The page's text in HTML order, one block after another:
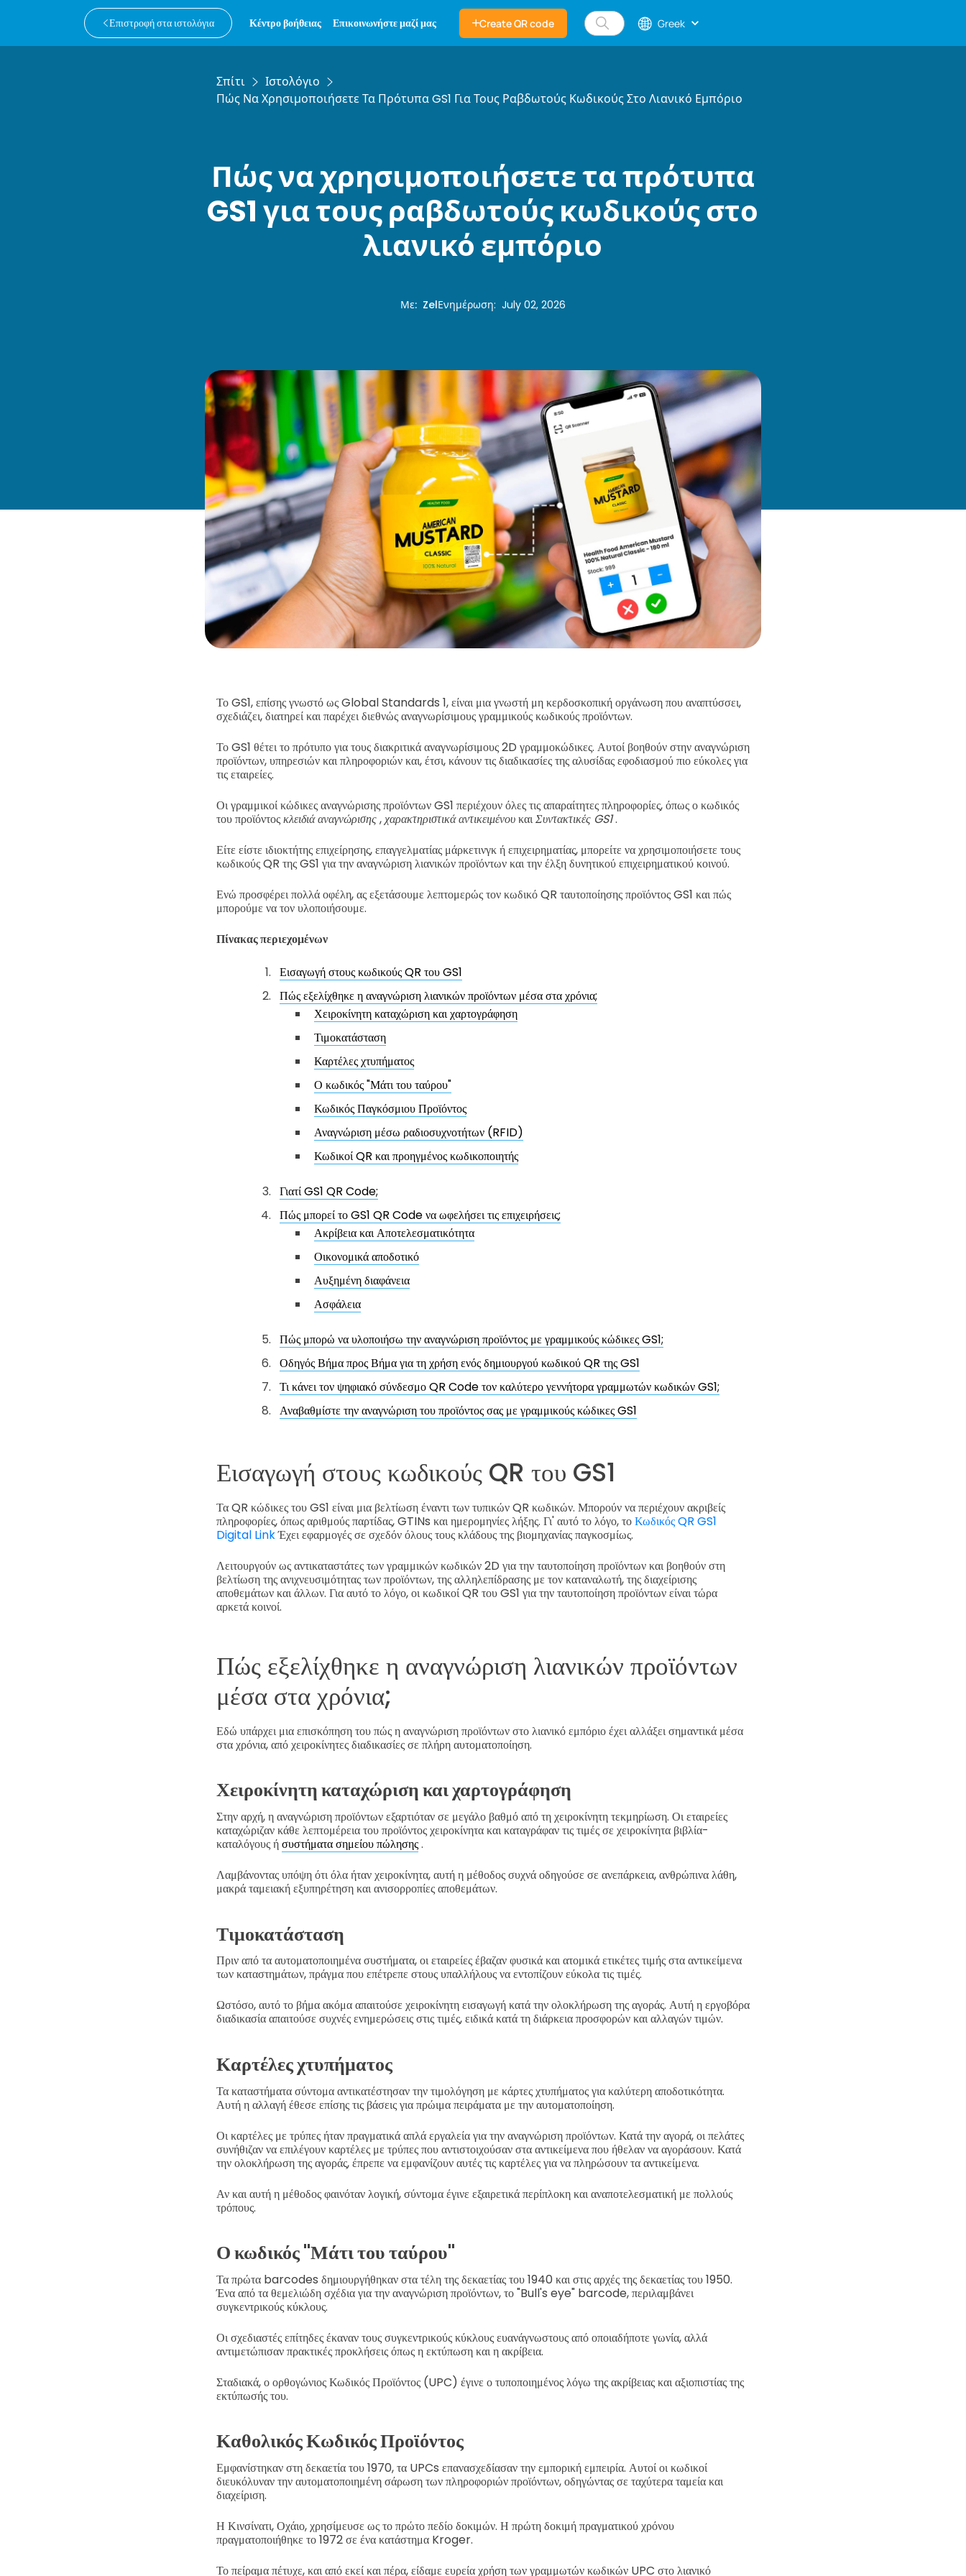
Επιστροφή στα ιστολόγια Κέντρο βοήθειας Επικοινωνήστε μαζί μας Create QR code Greek
Σπίτι
Ιστολόγιο
Πώς Να Χρησιμοποιήσετε Τα Πρότυπα GS1 Για Τους Ραβδωτούς Κωδικούς Στο Λιανικό Εμπόριο
Πώς να χρησιμοποιήσετε τα πρότυπα
GS1 για τους ραβδωτούς κωδικούς στο
λιανικό εμπόριο
Με: ZelΕνημέρωση: July 02, 2026
Το GS1, επίσης γνωστό ως Global Standards 1, είναι μια γνωστή μη κερδοσκοπική οργάνωση που αναπτύσσει,
σχεδιάζει, διατηρεί και παρέχει διεθνώς αναγνωρίσιμους γραμμικούς κωδικούς προϊόντων.
Το GS1 θέτει το πρότυπο για τους διακριτικά αναγνωρίσιμους 2D γραμμοκώδικες. Αυτοί βοηθούν στην αναγνώριση
προϊόντων, υπηρεσιών και πληροφοριών και, έτσι, κάνουν τις διαδικασίες της αλυσίδας εφοδιασμού πιο εύκολες για
τις εταιρείες.
Οι γραμμικοί κώδικες αναγνώρισης προϊόντων GS1 περιέχουν όλες τις απαραίτητες πληροφορίες, όπως ο κωδικός
του προϊόντοςκλειδιά αναγνώρισης,χαρακτηριστικά αντικειμένουκαιΣυντακτικές GS1.
Είτε είστε ιδιοκτήτης επιχείρησης, επαγγελματίας μάρκετινγκ ή επιχειρηματίας, μπορείτε να χρησιμοποιήσετε τους
κωδικούς QR της GS1 για την αναγνώριση λιανικών προϊόντων και την έλξη δυνητικού επιχειρηματικού κοινού.
Ενώ προσφέρει πολλά οφέλη, ας εξετάσουμε λεπτομερώς τον κωδικό QR ταυτοποίησης προϊόντος GS1 και πώς
μπορούμε να τον υλοποιήσουμε.
Πίνακας περιεχομένων
Εισαγωγή στους κωδικούς QR του GS1
Πώς εξελίχθηκε η αναγνώριση λιανικών προϊόντων μέσα στα χρόνια;
Χειροκίνητη καταχώριση και χαρτογράφηση
Τιμοκατάσταση
Καρτέλες χτυπήματος
Ο κωδικός "Μάτι του ταύρου"
Κωδικός Παγκόσμιου Προϊόντος
Αναγνώριση μέσω ραδιοσυχνοτήτων (RFID)
Κωδικοί QR και προηγμένος κωδικοποιητής
Γιατί GS1 QR Code;
Πώς μπορεί το GS1 QR Code να ωφελήσει τις επιχειρήσεις;
Ακρίβεια και Αποτελεσματικότητα
Οικονομικά αποδοτικό
Αυξημένη διαφάνεια
Ασφάλεια
Πώς μπορώ να υλοποιήσω την αναγνώριση προϊόντος με γραμμικούς κώδικες GS1;
Οδηγός Βήμα προς Βήμα για τη χρήση ενός δημιουργού κωδικού QR της GS1
Τι κάνει τον ψηφιακό σύνδεσμο QR Code τον καλύτερο γεννήτορα γραμμωτών κωδικών GS1;
Αναβαθμίστε την αναγνώριση του προϊόντος σας με γραμμικούς κώδικες GS1
Εισαγωγή στους κωδικούς QR του GS1
Τα QR κώδικες του GS1 είναι μια βελτίωση έναντι των τυπικών QR κωδικών. Μπορούν να περιέχουν ακριβείς
πληροφορίες, όπως αριθμούς παρτίδας, GTINs και ημερομηνίες λήξης. Γι' αυτό το λόγο, τοΚωδικός QR GS1
Digital LinkΈχει εφαρμογές σε σχεδόν όλους τους κλάδους της βιομηχανίας παγκοσμίως.
Λειτουργούν ως αντικαταστάτες των γραμμικών κωδικών 2D για την ταυτοποίηση προϊόντων και βοηθούν στη
βελτίωση της ανιχνευσιμότητας των προϊόντων, της αλληλεπίδρασης με τον καταναλωτή, της διαχείρισης
αποθεμάτων και άλλων. Για αυτό το λόγο, οι κωδικοί QR του GS1 για την ταυτοποίηση προϊόντων είναι τώρα
αρκετά κοινοί.
Πώς εξελίχθηκε η αναγνώριση λιανικών προϊόντων
μέσα στα χρόνια;
Εδώ υπάρχει μια επισκόπηση του πώς η αναγνώριση προϊόντων στο λιανικό εμπόριο έχει αλλάξει σημαντικά μέσα
στα χρόνια, από χειροκίνητες διαδικασίες σε πλήρη αυτοματοποίηση.
Χειροκίνητη καταχώριση και χαρτογράφηση
Στην αρχή, η αναγνώριση προϊόντων εξαρτιόταν σε μεγάλο βαθμό από τη χειροκίνητη τεκμηρίωση. Οι εταιρείες
καταχώριζαν κάθε λεπτομέρεια του προϊόντος χειροκίνητα και καταγράφαν τις τιμές σε χειροκίνητα βιβλία-
καταλόγους ήσυστήματα σημείου πώλησης.
Λαμβάνοντας υπόψη ότι όλα ήταν χειροκίνητα, αυτή η μέθοδος συχνά οδηγούσε σε ανεπάρκεια, ανθρώπινα λάθη,
μακρά ταμειακή εξυπηρέτηση και ανισορροπίες αποθεμάτων.
Τιμοκατάσταση
Πριν από τα αυτοματοποιημένα συστήματα, οι εταιρείες έβαζαν φυσικά και ατομικά ετικέτες τιμής στα αντικείμενα
των καταστημάτων, πράγμα που επέτρεπε στους υπαλλήλους να εντοπίζουν εύκολα τις τιμές.
Ωστόσο, αυτό το βήμα ακόμα απαιτούσε χειροκίνητη εισαγωγή κατά την ολοκλήρωση της αγοράς. Αυτή η εργοβόρα
διαδικασία απαιτούσε συχνές ενημερώσεις στις τιμές, ειδικά κατά τη διάρκεια προσφορών και αλλαγών τιμών.
Καρτέλες χτυπήματος
Τα καταστήματα σύντομα αντικατέστησαν την τιμολόγηση με κάρτες χτυπήματος για καλύτερη αποδοτικότητα.
Αυτή η αλλαγή έθεσε επίσης τις βάσεις για πρώιμα πειράματα με την αυτοματοποίηση.
Οι καρτέλες με τρύπες ήταν πραγματικά απλά εργαλεία για την αναγνώριση προϊόντων. Κατά την αγορά, οι πελάτες
συνήθιζαν να επιλέγουν καρτέλες με τρύπες που αντιστοιχούσαν στα αντικείμενα που ήθελαν να αγοράσουν. Κατά
την ολοκλήρωση της αγοράς, έπρεπε να εμφανίζουν αυτές τις καρτέλες για να πληρώσουν τα αντικείμενα.
Αν και αυτή η μέθοδος φαινόταν λογική, σύντομα έγινε εξαιρετικά περίπλοκη και αναποτελεσματική με πολλούς
τρόπους.
Ο κωδικός "Μάτι του ταύρου"
Τα πρώτα barcodes δημιουργήθηκαν στα τέλη της δεκαετίας του 1940 και στις αρχές της δεκαετίας του 1950.
Ένα από τα θεμελιώδη σχέδια για την αναγνώριση προϊόντων, το "Bull's eye" barcode, περιλαμβάνει
συγκεντρικούς κύκλους.
Οι σχεδιαστές επίτηδες έκαναν τους συγκεντρικούς κύκλους ευανάγνωστους από οποιαδήποτε γωνία, αλλά
αντιμετώπισαν πρακτικές προκλήσεις όπως η εκτύπωση και η ακρίβεια.
Σταδιακά, ο ορθογώνιος Κωδικός Προϊόντος (UPC) έγινε ο τυποποιημένος λόγω της ακρίβειας και αξιοπιστίας της
εκτύπωσής του.
Καθολικός Κωδικός Προϊόντος
Εμφανίστηκαν στη δεκαετία του 1970, τα UPCs επανασχεδίασαν την εμπορική εμπειρία. Αυτοί οι κωδικοί
διευκόλυναν την αυτοματοποιημένη σάρωση των πληροφοριών προϊόντων, οδηγώντας σε ταχύτερα ταμεία και
διαχείριση.
Η Κινσίνατι, Οχάιο, χρησίμευσε ως το πρώτο πεδίο δοκιμών. Η πρώτη δοκιμή πραγματικού χρόνου
πραγματοποιήθηκε το 1972 σε ένα κατάστημα Kroger.
Το πείραμα πέτυχε, και από εκεί και πέρα, είδαμε ευρεία χρήση των γραμμωτών κωδικών UPC στο λιανικό